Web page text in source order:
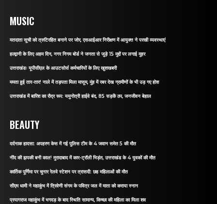
MUSIC
मतदाता सूची को त्रुटिरहित बनाने पर जोर, एसआईआर निरीक्षण में आयुक्त ने परखी व्यवस्थाएं
हल्द्वानी के लिए अहम दिन, नगर निगम बोर्ड ने जनता से जुड़े 15 मुद्दों पर लगाई मुहर
उत्तराखंडः यूपीसीएल के आउटसोर्स कर्मचारियों के लिए खुशखबरी
ममता हुई तार-तार! नाले में तड़पता मिला मासूम, मुंह में रबर देख ग्रामीणों के भी उड़ गए होश
उत्तराखंड में बारिश का रौद्र रूप: यमुनोत्री हाईवे बंद, 85 सड़कें ठप, जनजीवन बेहाल
BEAUTY
दर्दनाक हादसा: अपहरण केस में गई पुलिस टीम के 4 जवान समेत 5 की मौत
नींद की झपकी बनी काल! मुरादाबाद में कार-ट्रॉली भिड़ंत, उत्तराखंड के 4 युवकों की मौत
कार्तिक पूर्णिमा पर चुनार रेलवे स्टेशन पर त्रासदी: छह महिलाओं की मौत
सीएम धामी ने महाकुंभ में त्रिवेणी संगम के पवित्र जल में माता को कराया स्नान
प्रयागराज महाकुंभ में भगदड़ के बाद स्थिति सामान्य, किच्छा की महिला का मिला शव